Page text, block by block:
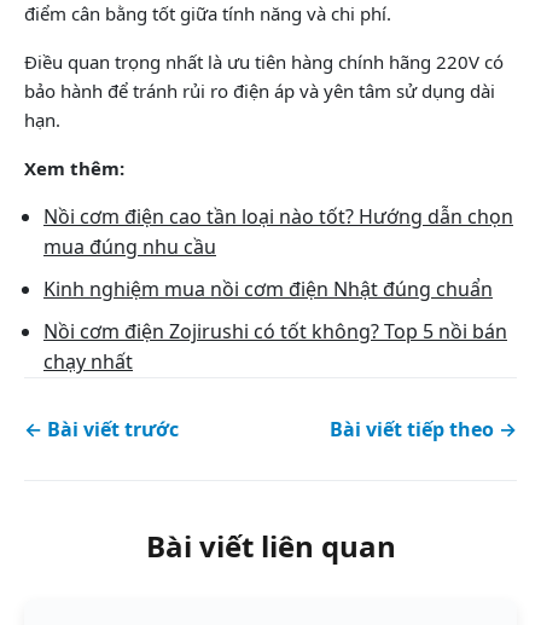
điểm cân bằng tốt giữa tính năng và chi phí.
Điều quan trọng nhất là ưu tiên hàng chính hãng 220V có
bảo hành để tránh rủi ro điện áp và yên tâm sử dụng dài
hạn.
Xem thêm:
Nồi cơm điện cao tần loại nào tốt? Hướng dẫn chọn
mua đúng nhu cầu
Kinh nghiệm mua nồi cơm điện Nhật đúng chuẩn
Nồi cơm điện Zojirushi có tốt không? Top 5 nồi bán
chạy nhất
← Bài viết trước Bài viết tiếp theo →
Bài viết liên quan